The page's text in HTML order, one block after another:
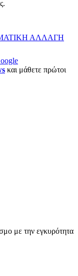
ΑΛΛΑΓΗ
και μάθετε πρώτοι
με την εγκυρότητα